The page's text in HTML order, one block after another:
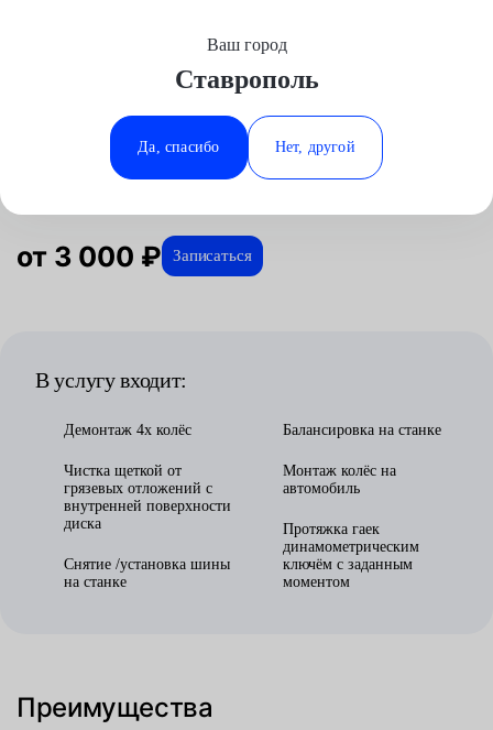
Минеральные Воды
Ростов-на-Дону
Ставрополь
Ваш город
Ставрополь
Да, спасибо Нет, другой
ОтзывыАвтосервис
Шиномонтажные работы
Шиномонтаж R20 в Ставрополе
от 3 000 ₽ Записаться
В услугу входит:
Демонтаж 4х колёс
Чистка щеткой от
грязевых отложений с
внутренней поверхности
диска
Снятие /установка шины
на станке
Балансировка на станке
Монтаж колёс на
автомобиль
Протяжка гаек
динамометрическим
ключём с заданным
моментом
Преимущества